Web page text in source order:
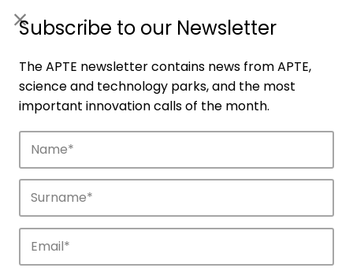
Companies
Discover the companies that drive
Subscribe to our Newsletter
The APTE newsletter contains news from APTE,
science and technology parks, and the most
important innovation calls of the month.